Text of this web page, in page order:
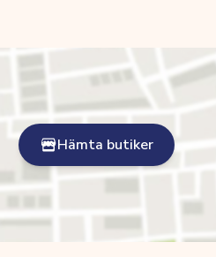
Hämta butiker